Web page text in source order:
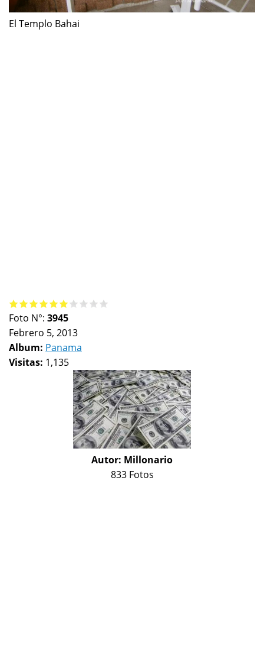
El Templo Bahai
Foto N°: 3945
Febrero 5, 2013
Album: Panama
Visitas: 1,135
Autor: Millonario
833 Fotos